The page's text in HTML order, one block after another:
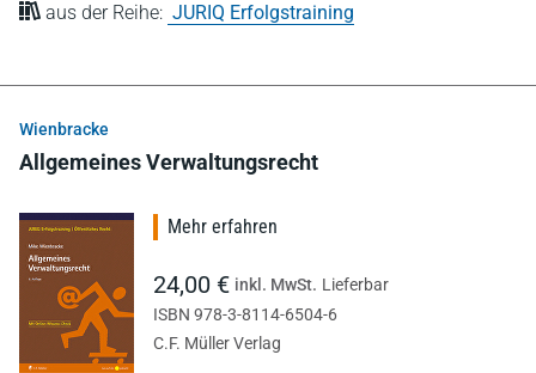
aus der Reihe: JURIQ Erfolgstraining
Wienbracke
Allgemeines Verwaltungsrecht
Mehr erfahren
24,00 € inkl. MwSt. Lieferbar
ISBN 978-3-8114-6504-6
C.F. Müller Verlag